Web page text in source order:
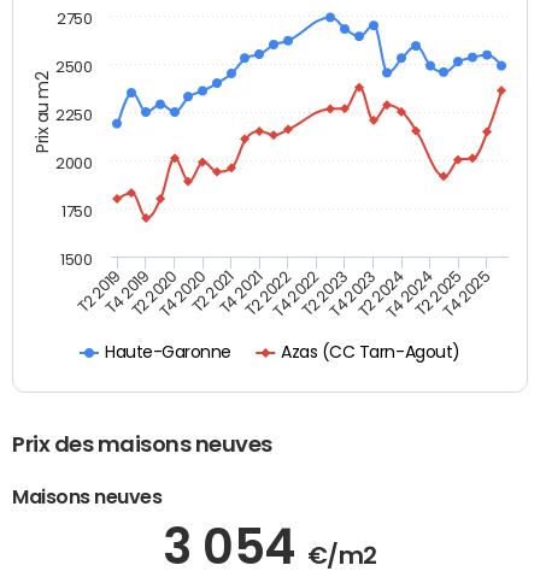
Prix au m2
Haute-Garonne Azas (CC Tarn-Agout)
T2 2019T4 2019T2 2020T4 2020T2 2021T4 2021T2 2022T4 2022T2 2023T4 2023T2 2024T4 2024T2 2025T4 2025
1500
1750
2000
2250
2500
2750
Prix des maisons neuves
Maisons neuves
3 054 €/m2